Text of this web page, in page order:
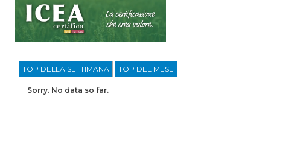
TOP DELLA SETTIMANA TOP DEL MESE
Sorry. No data so far.